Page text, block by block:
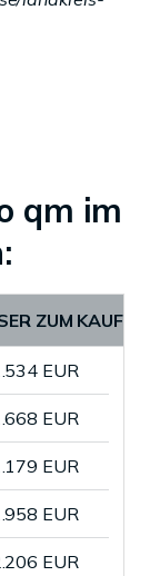
qm im
ZUM KAUF
EUR
EUR
EUR
EUR
EUR